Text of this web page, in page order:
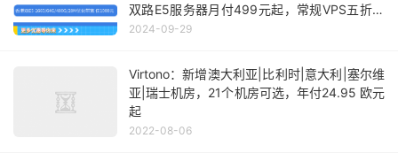
双路E5服务器月付499元起，常规VPS五折月
付24元起
2024-09-29
Virtono：新增澳大利亚|比利时|意大利|塞尔维
亚|瑞士机房，21个机房可选，年付24.95 欧元
起
2022-08-06